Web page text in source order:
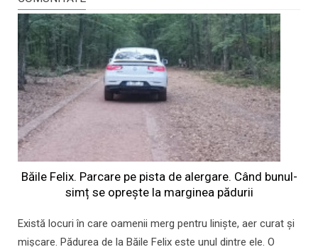
Băile Felix. Parcare pe pista de alergare. Când bunul-
simț se oprește la marginea pădurii
Există locuri în care oamenii merg pentru liniște, aer curat și
mișcare. Pădurea de la Băile Felix este unul dintre ele. O